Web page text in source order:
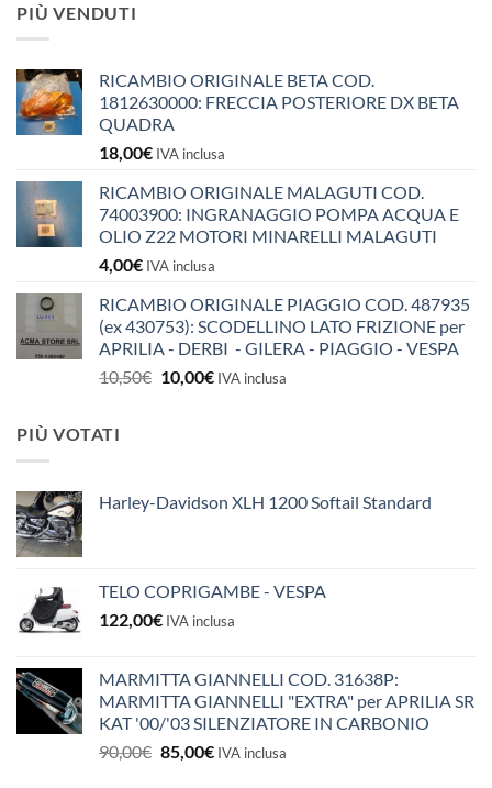
PIÙ VENDUTI
RICAMBIO ORIGINALE BETA COD.
1812630000: FRECCIA POSTERIORE DX BETA
QUADRA
18,00€ IVA inclusa
RICAMBIO ORIGINALE MALAGUTI COD.
74003900: INGRANAGGIO POMPA ACQUA E
OLIO Z22 MOTORI MINARELLI MALAGUTI
4,00€ IVA inclusa
RICAMBIO ORIGINALE PIAGGIO COD. 487935
(ex 430753): SCODELLINO LATO FRIZIONE per
APRILIA - DERBI - GILERA - PIAGGIO - VESPA
10,50€ Il
10,00€IlIVA inclusa
PIÙ VOTATI
Harley-Davidson XLH 1200 Softail Standard
TELO COPRIGAMBE - VESPA
122,00€ IVA inclusa
MARMITTA GIANNELLI COD. 31638P:
MARMITTA GIANNELLI "EXTRA" per APRILIA SR
KAT '00/'03 SILENZIATORE IN CARBONIO
90,00€ Il
85,00€IlIVA inclusa